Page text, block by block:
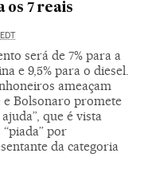
os 7 reais
EDT
será de 7% para a
e 9,5% para o diesel.
ameaçam
e Bolsonaro promete
que é vista
por
da categoria